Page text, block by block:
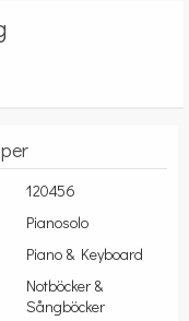
120456
Pianosolo
Piano & Keyboard
Notböcker &
Sångböcker